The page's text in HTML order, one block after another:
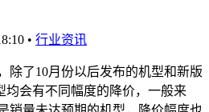
• 行业资讯
除了10月份以后发布的机型和新版
均会有不同幅度的降价，一般来